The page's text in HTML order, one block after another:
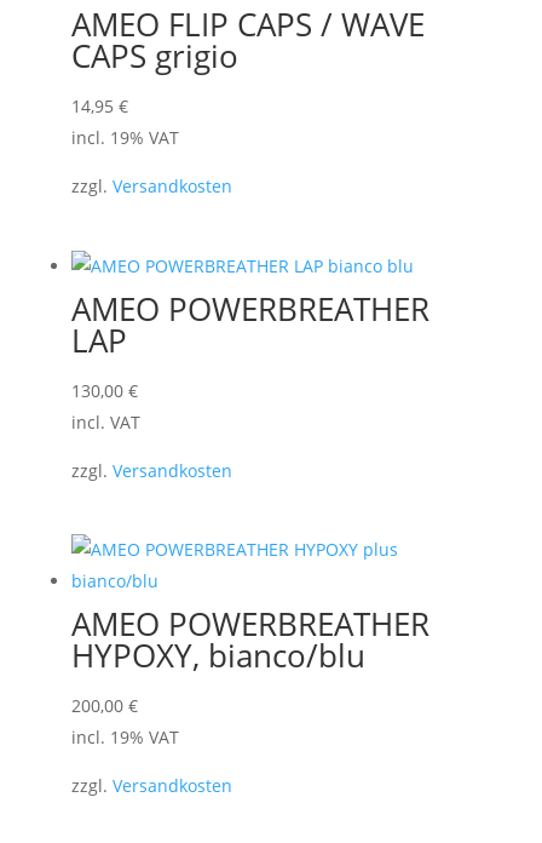
AMEO FLIP CAPS / WAVE
CAPS grigio
14,95 €
incl. 19% VAT
zzgl. Versandkosten
AMEO POWERBREATHER
LAP
130,00 €
incl. VAT
zzgl. Versandkosten
AMEO POWERBREATHER
HYPOXY, bianco/blu
200,00 €
incl. 19% VAT
zzgl. Versandkosten